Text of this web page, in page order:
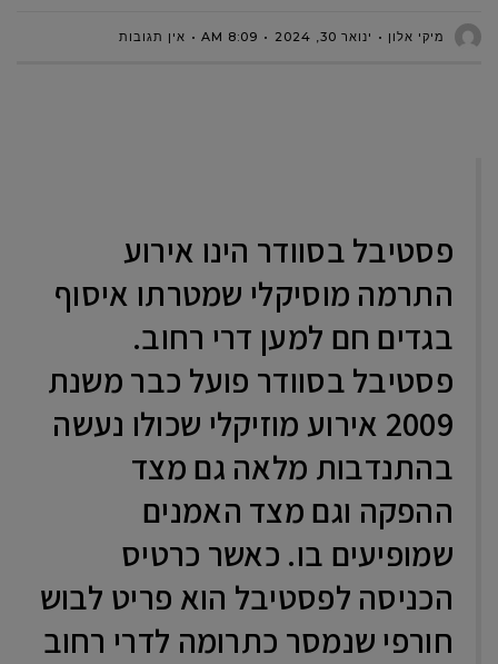
מיקי אלון ינואר 30, 2024 8:09 AM אין תגובות
פסטיבל בסוודר הינו אירוע
התרמה מוסיקלי שמטרתו איסוף
בגדים חם למען דרי רחוב.
פסטיבל בסוודר פועל כבר משנת
2009 אירוע מוזיקלי שכולו נעשה
בהתנדבות מלאה גם מצד
ההפקה וגם מצד האמנים
שמופיעים בו. כאשר כרטיס
הכניסה לפסטיבל הוא פריט לבוש
חורפי שנמסר כתרומה לדרי רחוב